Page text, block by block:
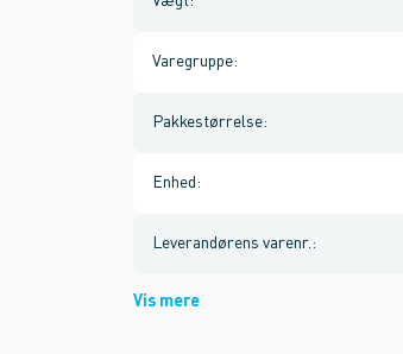
Varegruppe:
Pakkestørrelse:
Enhed :
Leverandørens varenr. :
Vis mere